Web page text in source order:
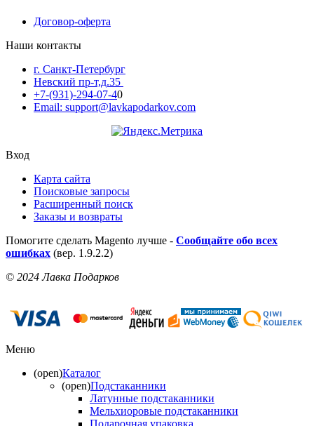
Договор-оферта
Наши контакты
г. Санкт-Петербург
Невский пр-т,д.35
+7-(931)-294-07-40
Email: support@lavkapodarkov.com
Вход
Карта сайта
Поисковые запросы
Расширенный поиск
Заказы и возвраты
Помогите сделать Magento лучше - Сообщайте обо всех
ошибках (вер. 1.9.2.2)
© 2024 Лавка Подарков
Меню
(open)Каталог
(open)Подстаканники
Латунные подстаканники
Мельхиоровые подстаканники
Подарочная упаковка